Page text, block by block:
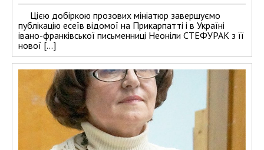
Цією добіркою прозових мініатюр завершуємо
публікацію есеїв відомої на Прикарпатті і в Україні
івано-франківської письменниці Неоніли СТЕФУРАК з її
нової […]